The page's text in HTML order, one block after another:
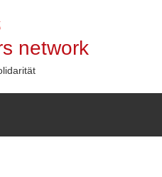
network